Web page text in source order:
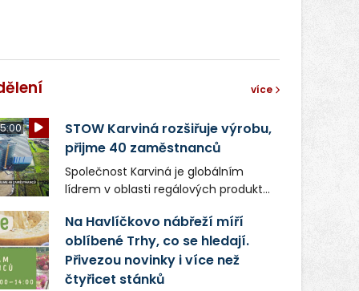
více
STOW Karviná rozšiřuje výrobu,
přijme 40 zaměstnanců
Společnost Karviná je globálním
lídrem v oblasti regálových produktů
zaměstnavatelem na Karvinsku a
firmou s obrovským potenciálem.
Na Havlíčkovo nábřeží míří
oblíbené Trhy, co se hledají.
Přivezou novinky i více než
čtyřicet stánků